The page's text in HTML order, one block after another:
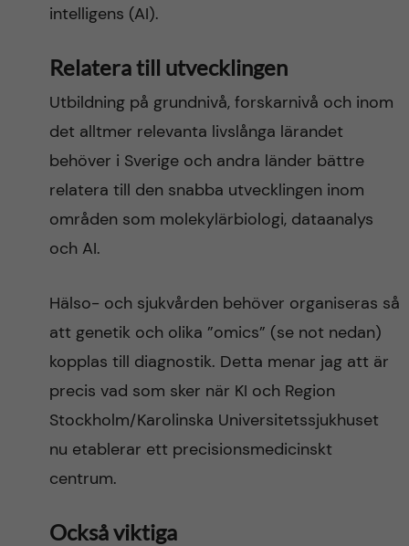
intelligens (AI).
Relatera till utvecklingen
Utbildning på grundnivå, forskarnivå och inom
det alltmer relevanta livslånga lärandet
behöver i Sverige och andra länder bättre
relatera till den snabba utvecklingen inom
områden som molekylärbiologi, dataanalys
och AI.
Hälso- och sjukvården behöver organiseras så
att genetik och olika ”omics” (se not nedan)
kopplas till diagnostik. Detta menar jag att är
precis vad som sker när KI och Region
Stockholm/Karolinska Universitetssjukhuset
nu etablerar ett precisionsmedicinskt
centrum.
Också viktiga